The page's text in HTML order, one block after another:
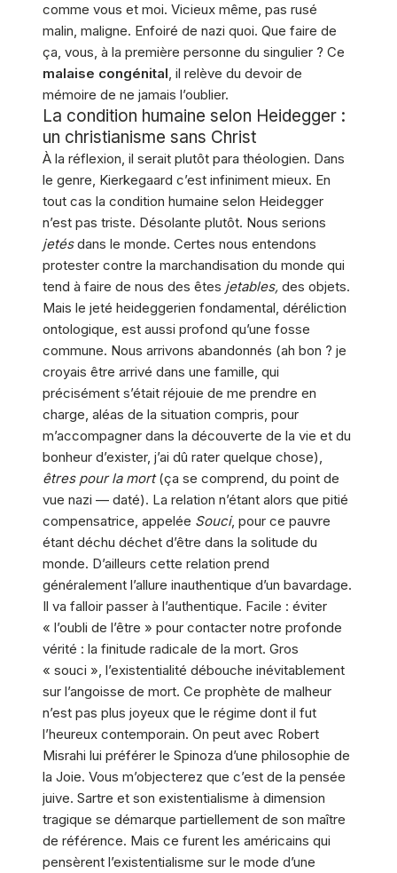
comme vous et moi. Vicieux même, pas rusé
malin, maligne. Enfoiré de nazi quoi. Que faire de
ça, vous, à la première personne du singulier ? Ce
malaise congénital, il relève du devoir de
mémoire de ne jamais l’oublier.
La condition humaine selon Heidegger :
un christianisme sans Christ
À la réflexion, il serait plutôt para théologien. Dans
le genre, Kierkegaard c’est infiniment mieux. En
tout cas la condition humaine selon Heidegger
n’est pas triste. Désolante plutôt. Nous serions
jetésdans le monde. Certes nous entendons
protester contre la marchandisation du monde qui
tend à faire de nous des êtes jetables, des objets.
Mais le jeté heideggerien fondamental, déréliction
ontologique, est aussi profond qu’une fosse
commune. Nous arrivons abandonnés (ah bon ? je
croyais être arrivé dans une famille, qui
précisément s’était réjouie de me prendre en
charge, aléas de la situation compris, pour
m’accompagner dans la découverte de la vie et du
bonheur d’exister, j’ai dû rater quelque chose),
êtres pour la mort(ça se comprend, du point de
vue nazi — daté). La relation n’étant alors que pitié
compensatrice, appelée Souci, pour ce pauvre
étant déchu déchet d’être dans la solitude du
monde. D’ailleurs cette relation prend
généralement l’allure inauthentique d’un bavardage.
Il va falloir passer à l’authentique. Facile : éviter
« l’oubli de l’être » pour contacter notre profonde
vérité : la finitude radicale de la mort. Gros
« souci », l’existentialité débouche inévitablement
sur l’angoisse de mort. Ce prophète de malheur
n’est pas plus joyeux que le régime dont il fut
l’heureux contemporain. On peut avec Robert
Misrahi lui préférer le Spinoza d’une philosophie de
la Joie. Vous m’objecterez que c’est de la pensée
juive. Sartre et son existentialisme à dimension
tragique se démarque partiellement de son maître
de référence. Mais ce furent les américains qui
pensèrent l’existentialisme sur le mode d’une